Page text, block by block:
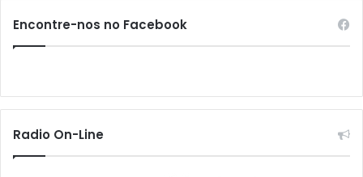
Encontre-nos no Facebook
Radio On-Line